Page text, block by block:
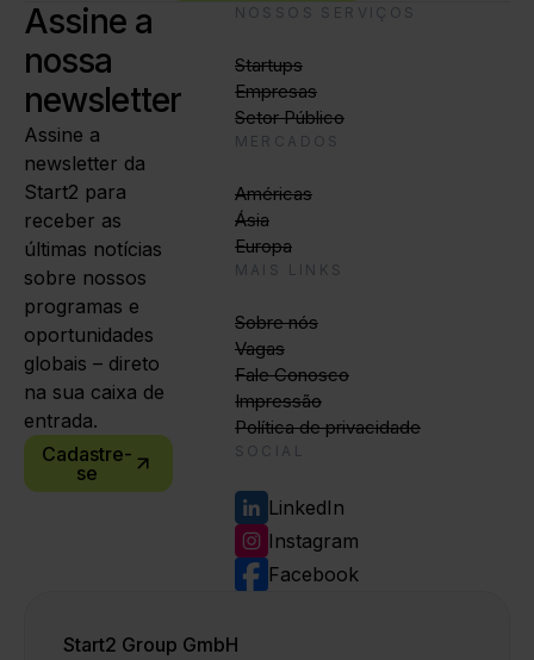
Assine a
nossa
newsletter
Assine a
newsletter da
Start2 para
receber as
últimas notícias
sobre nossos
programas e
oportunidades
globais – direto
na sua caixa de
entrada.
Cadastre-
se
NOSSOS SERVIÇOS
Startups
Empresas
Setor Público
MERCADOS
Américas
Ásia
Europa
MAIS LINKS
Sobre nós
Vagas
Fale Conosco
Impressão
Política de privacidade
SOCIAL
LinkedIn
Instagram
Facebook
Start2 Group GmbH